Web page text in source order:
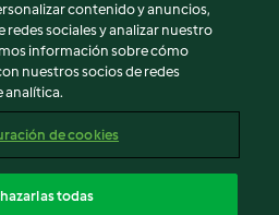
contenido y anuncios,
sociales y analizar nuestro
información sobre cómo
nuestros socios de redes
analítica.
de cookies
todas